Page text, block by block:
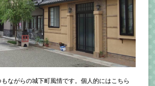
ながらの城下町風情です。個人的にはこちら